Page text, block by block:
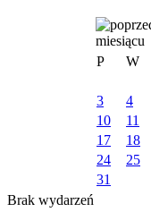
P
W
3
4
10
11
17
18
24
25
31
Brak wydarzeń